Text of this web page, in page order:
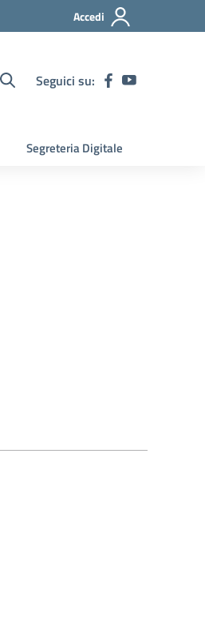
Accedi
Seguici su:
Segreteria Digitale